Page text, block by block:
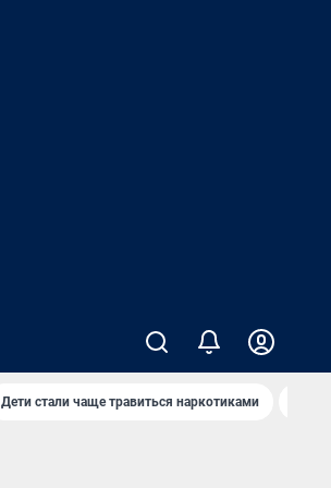
Дети стали чаще травиться наркотиками